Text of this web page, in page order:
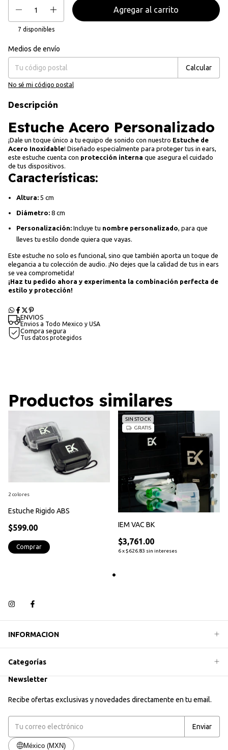
7 disponibles
Entregas para el CP:
Medios de envío
Calcular
No sé mi código postal
Descripción
Estuche Acero Personalizado
¡Dale un toque único a tu equipo de sonido con nuestro Estuche de
Acero Inoxidable! Diseñado especialmente para proteger tus in ears,
este estuche cuenta con protección interna que asegura el cuidado
de tus dispositivos.
Características:
Altura: 5 cm
Diámetro: 8 cm
Personalización: Incluye tu nombre personalizado, para que
lleves tu estilo donde quiera que vayas.
Este estuche no solo es funcional, sino que también aporta un toque de
elegancia a tu colección de audio. ¡No dejes que la calidad de tus in ears
se vea comprometida!
¡Haz tu pedido ahora y experimenta la combinación perfecta de
estilo y protección!
ENVIOS
Envios a Todo Mexico y USA
Compra segura
Tus datos protegidos
Productos similares
Estuche Rigido ABS
$599.00
2 colores
Comprar
SIN STOCK
GRATIS
IEM VAC BK
$3,761.00
6x$626.83 sin intereses
INFORMACION
Categorías
Newsletter
Recibe ofertas exclusivas y novedades directamente en tu email.
México (MXN)